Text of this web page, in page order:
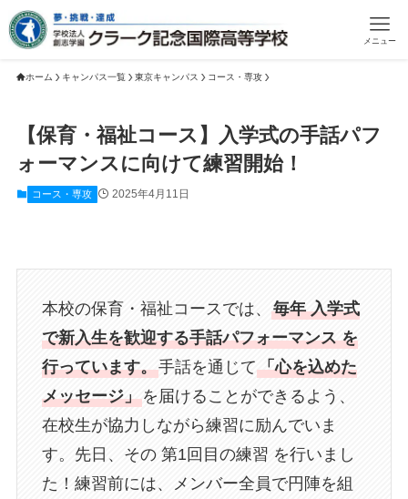
メニュー
ホーム キャンパス一覧 東京キャンパス コース・専攻
【保育・福祉コース】入学式の手話パフ
ォーマンスに向けて練習開始！
コース・専攻 2025年4月11日
本校の保育・福祉コースでは、 毎年 入学式
で新入生を歓迎する手話パフォーマンス を
行っています。手話を通じて「心を込めた
メッセージ」を届けることができるよう、
在校生が協力しながら練習に励んでいま
す。先日、その 第1回目の練習 を行いまし
た！練習前には、メンバー全員で円陣を組